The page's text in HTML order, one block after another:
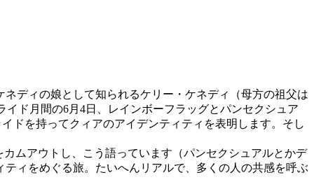
ディの娘として知られるケリー・ケネディ（母方の祖父は
ド月間の6月4日、レインボーフラッグとパンセクシュア
ドを持ってクィアのアイデンティティを表明します。そし
ムアウトし、こう語っています（パンセクシュアルとかデ
ィをめぐる旅。たいへんリアルで、多くの人の共感を呼ぶ